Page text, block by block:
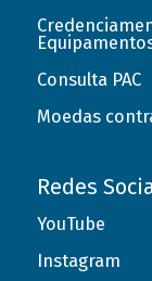
Consulta PAC
Moedas
Redes
YouTube
Instagram